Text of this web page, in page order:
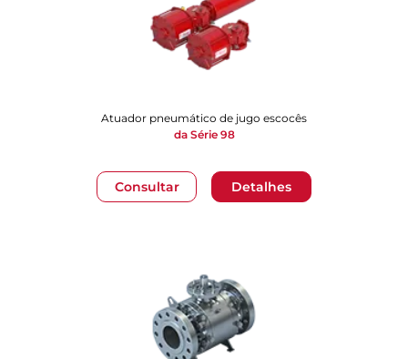
Consultar Detalhes
Atuador pneumático de jugo escocês
da Série 98